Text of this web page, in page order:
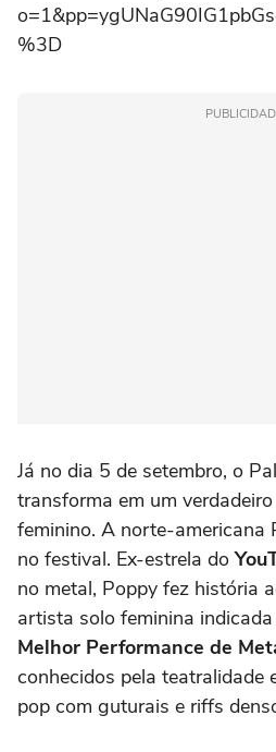
%3D
Já no dia 5 de setembro, o
transforma em um
feminino. A norte-americana
no festival. Ex-estrela do
no metal, Poppy fez história
artista solo feminina
Melhor Performance de
conhecidos pela teatralidade
pop com guturais e riffs